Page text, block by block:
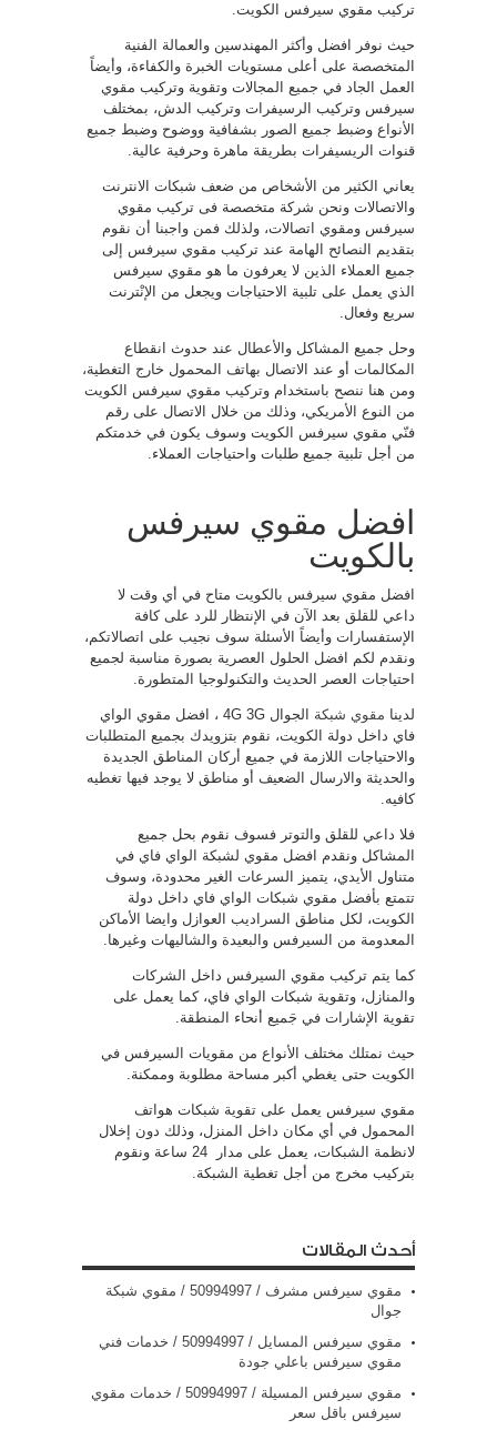
تركيب مقوي سيرفس الكويت.
حيث نوفر افضل وأكثر المهندسين والعمالة الفنية
المتخصصة على أعلى مستويات الخبرة والكفاءة، وأيضاً
العمل الجاد في جميع المجالات وتقوية وتركيب مقوي
سيرفس وتركيب الرسيفرات وتركيب الدش، بمختلف
الأنواع وضبط جميع الصور بشفافية ووضوح وضبط جميع
قنوات الريسيفرات بطريقة ماهرة وحرفية عالية.
يعاني الكثير من الأشخاص من ضعف شبكات الانترنت
والاتصالات ونحن شركة متخصصة فى تركيب مقوي
سيرفس ومقوي اتصالات، ولذلك فمن واجبنا أن نقوم
بتقديم النصائح الهامة عند تركيب مقوي سيرفس إلى
جميع العملاء الذين لا يعرفون ما هو مقوي سيرفس
الذي يعمل على تلبية الاحتياجات ويجعل من الإنْترنت
سريع وفعال.
وحل جميع المشاكل والأعطال عند حدوث انقطاع
المكالمات أو عند الاتصال بهاتف المحمول خارج التغطية،
ومن هنا ننصح باستخدام وتركيب مقوي سيرفس الكويت
من النوع الأمريكي، وذلك من خلال الاتصال على رقم
فنّي مقوي سيرفس الكويت وسوف يكون في خدمتكم
من أجل تلبية جميع طلبات واحتياجات العملاء.
افضل مقوي سيرفس
بالكويت
افضل مقوي سيرفس بالكويت متاح في أي وقت لا
داعي للقلق بعد الآن في الإنتظار للرد على كافة
الإستفسارات وأيضاً الأسئلة سوف نجيب على اتصالاتكم،
ونقدم لكم افضل الحلول العصرية بصورة مناسبة لجميع
احتياجات العصر الحديث والتكنولوجيا المتطورة.
لدينا مقوي شبكة
الجوال 4G 3G ، افضل مقوي الواي
فاي داخل دولة الكويت، نقوم بتزويدك بجميع المتطلبات
والاحتياجات اللازمة في جميع أركان المناطق الجديدة
والحديثة والارسال الضعيف أو مناطق لا يوجد فيها تغطيه
كافيه.
فلا داعي للقلق والتوتر فسوف نقوم بحل جميع
المشاكل ونقدم افضل مقوي لشبكة الواي فاي في
متناول الأيدي، يتميز السرعات الغير محدودة، وسوف
تتمتع بأفضل مقوي شبكات الواي فاي داخل دولة
الكويت، لكل مناطق السراديب العوازل وايضا الأماكن
المعدومة من السيرفس والبعيدة والشاليهات وغيرها.
كما يتم تركيب مقوي السيرفس داخل الشركات
والمنازل، وتقوية شبكات الواي فاي، كما يعمل على
تقوية الإشارات في جَميع أنحاء المنطقة.
حيث نمتلك مختلف الأنواع من مقويات السيرفس في
الكويت حتى يغطي أكبر مساحة مطلوبة وممكنة.
مقوي سيرفس يعمل على تقوية شبكات هواتف
المحمول في أي مكان داخل المنزل، وذلك دون إخلال
لانظمة الشبكات، يعمل على مدار 24 ساعة ونقوم
بتركيب مخرج من أجل تغطية الشبكة.
أحدث المقالات
مقوي سيرفس مشرف / 50994997 / مقوي شبكة
جوال
مقوي سيرفس المسايل / 50994997 / خدمات فني
مقوي سيرفس باعلي جودة
مقوي سيرفس المسيلة / 50994997 / خدمات مقوي
سيرفس باقل سعر